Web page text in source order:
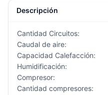
Descripción
Cantidad Circuitos:
Caudal de aire:
Capacidad Calefacción:
Humidificación:
Compresor:
Cantidad compresores: